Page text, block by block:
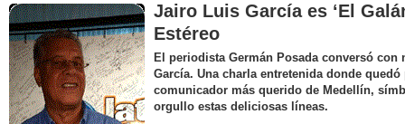
Jairo Luis García es ‘El
Estéreo
El periodista Germán Posada conversó
García. Una charla entretenida donde
comunicador más querido de Medellín,
orgullo estas deliciosas líneas.